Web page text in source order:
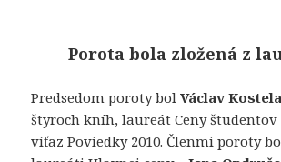
Porota bola zložená z
Predsedom poroty bolVáclav
štyroch kníh, laureát Ceny študentov
víťaz Poviedky 2010. Členmi poroty